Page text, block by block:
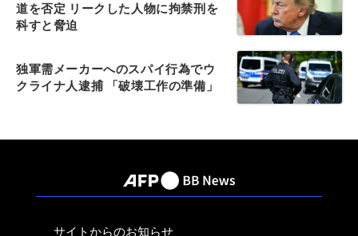
道を否定 リークした人物に拘禁刑を
科すと脅迫
独軍需メーカーへのスパイ行為でウ
クライナ人逮捕 「破壊工作の準備」
サイトからのお知らせ